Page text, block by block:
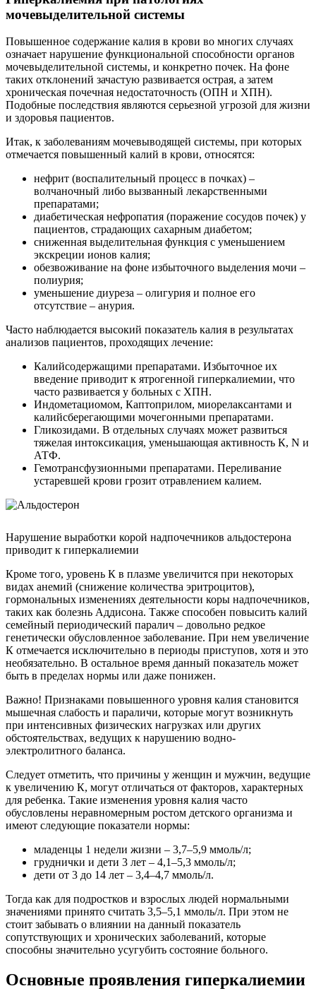
мочевыделительной системы
Повышенное содержание калия в крови во многих случаях
означает нарушение функциональной способности органов
мочевыделительной системы, и конкретно почек. На фоне
таких отклонений зачастую развивается острая, а затем
хроническая почечная недостаточность (ОПН и ХПН).
Подобные последствия являются серьезной угрозой для жизни
и здоровья пациентов.
Итак, к заболеваниям мочевыводящей системы, при которых
отмечается повышенный калий в крови, относятся:
нефрит (воспалительный процесс в почках) –
волчаночный либо вызванный лекарственными
препаратами;
диабетическая нефропатия (поражение сосудов почек) у
пациентов, страдающих сахарным диабетом;
сниженная выделительная функция с уменьшением
экскреции ионов калия;
обезвоживание на фоне избыточного выделения мочи –
полиурия;
уменьшение диуреза – олигурия и полное его
отсутствие – анурия.
Часто наблюдается высокий показатель калия в результатах
анализов пациентов, проходящих лечение:
Калийсодержащими препаратами. Избыточное их
введение приводит к ятрогенной гиперкалиемии, что
часто развивается у больных с ХПН.
Индометациомом, Каптоприлом, миорелаксантами и
калийсберегающими мочегонными препаратами.
Гликозидами. В отдельных случаях может развиться
тяжелая интоксикация, уменьшающая активность К, N и
АТФ.
Гемотрансфузионными препаратами. Переливание
устаревшей крови грозит отравлением калием.
Нарушение выработки корой надпочечников альдостерона
приводит к гиперкалиемии
Кроме того, уровень К в плазме увеличится при некоторых
видах анемий (снижение количества эритроцитов),
гормональных изменениях деятельности коры надпочечников,
таких как болезнь Аддисона. Также способен повысить калий
семейный периодический паралич – довольно редкое
генетически обусловленное заболевание. При нем увеличение
К отмечается исключительно в периоды приступов, хотя и это
необязательно. В остальное время данный показатель может
быть в пределах нормы или даже понижен.
Важно! Признаками повышенного уровня калия становится
мышечная слабость и параличи, которые могут возникнуть
при интенсивных физических нагрузках или других
обстоятельствах, ведущих к нарушению водно-
электролитного баланса.
Следует отметить, что причины у женщин и мужчин, ведущие
к увеличению К, могут отличаться от факторов, характерных
для ребенка. Такие изменения уровня калия часто
обусловлены неравномерным ростом детского организма и
имеют следующие показатели нормы:
младенцы 1 недели жизни – 3,7–5,9 ммоль/л;
груднички и дети 3 лет – 4,1–5,3 ммоль/л;
дети от 3 до 14 лет – 3,4–4,7 ммоль/л.
Тогда как для подростков и взрослых людей нормальными
значениями принято считать 3,5–5,1 ммоль/л. При этом не
стоит забывать о влиянии на данный показатель
сопутствующих и хронических заболеваний, которые
способны значительно усугубить состояние больного.
Основные проявления гиперкалиемии